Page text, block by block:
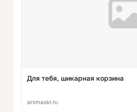
Для тебя, шикарная корзина
animaski.ru